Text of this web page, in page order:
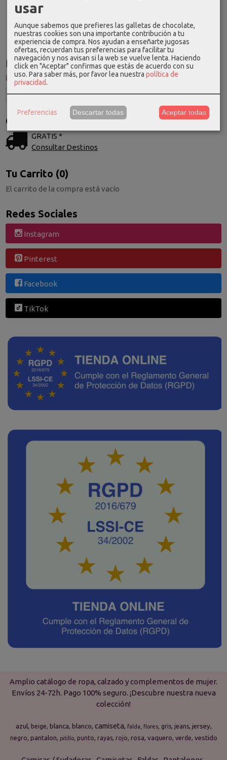
Idioma
Costes de Envío
GRATIS *
Consultar Destinos
Tu Carrito (0)
El carrito de la compra está vacío
Redes Sociales
Instagram
Pinterest
Facebook
TikTok
Amplio catálogo de ropa, calzado y complementos de mujer.
Envíos 24-72h. Pago 100% seguro. ¡Descubre nuestra nueva
colección!
azul beige blanca blanco camiseta falda flores gris jeans jersey
negro pantalon pitillo punto rayas rojo rosa vaquero verde vestido
usar
Aunque sabemos que prefieres las galletas de chocolate,
nuestras cookies son una importante contribución a tu
experiencia de compra. Nos ayudan a enseñarte jugosas
ofertas, recuerdan tus preferencias para facilitar tu
navegación y nos avisan si la web se vuelve lenta. Haciendo
click en "Aceptar" confirmas que estás de acuerdo con su
uso. Para saber más, por favor lea nuestra política de
privacidad.
Preferencias Descartar todas Aceptar todas